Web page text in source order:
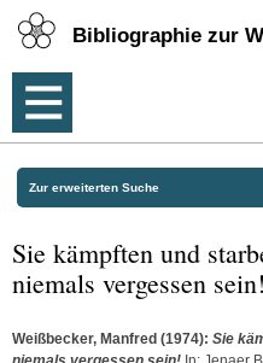
Bibliographie zur
Zur erweiterten Suche
Sie kämpften und
niemals vergessen sein!
Weißbecker, Manfred (1974): Sie